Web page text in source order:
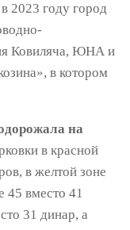
2023 году город
Ковиляча, ЮНА и
в котором
на
в красной
в желтой зоне
45 вместо 41
31 динар, а